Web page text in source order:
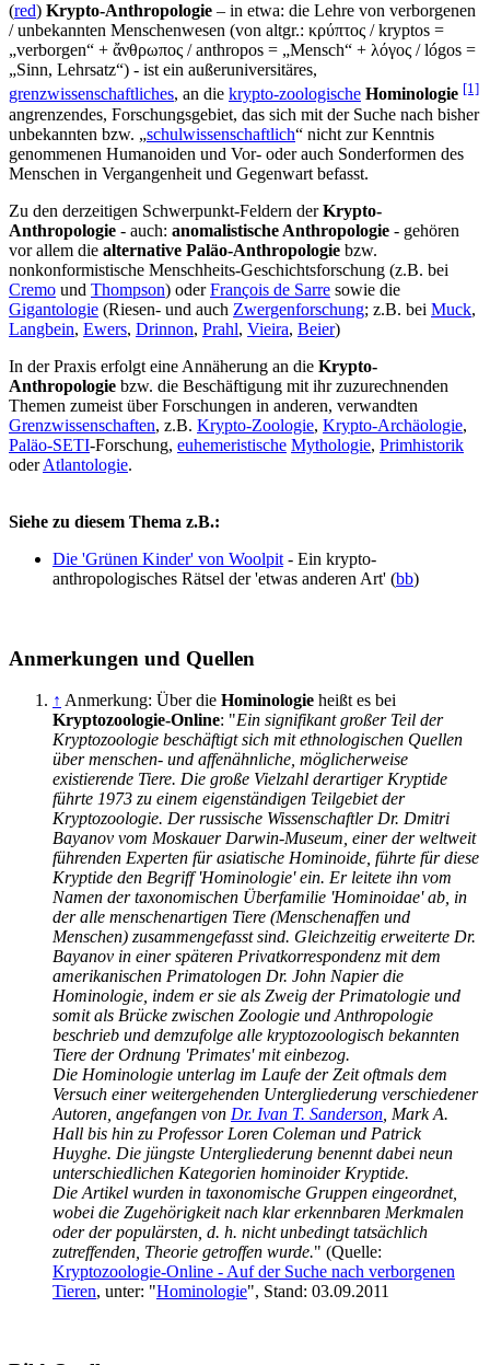
(red) Krypto-Anthropologie – in etwa: die Lehre von verborgenen
/ unbekannten Menschenwesen (von altgr.: κρύπτος / kryptos =
„verborgen“ + ἄνθρωπος / anthropos = „Mensch“ + λόγος / lógos =
„Sinn, Lehrsatz“) - ist ein außeruniversitäres,
grenzwissenschaftliches, an die krypto-zoologische Hominologie [1]
angrenzendes, Forschungsgebiet, das sich mit der Suche nach bisher
unbekannten bzw. „schulwissenschaftlich“ nicht zur Kenntnis
genommenen Humanoiden und Vor- oder auch Sonderformen des
Menschen in Vergangenheit und Gegenwart befasst.
Zu den derzeitigen Schwerpunkt-Feldern derKrypto-
Anthropologie - auch: anomalistische Anthropologie - gehören
vor allem die alternative Paläo-Anthropologie bzw.
nonkonformistische Menschheits-Geschichtsforschung (z.B. bei
Cremo und Thompson) oderFrançois de Sarre sowie die
Gigantologie (Riesen- und auch Zwergenforschung; z.B. bei Muck,
Langbein, Ewers, Drinnon, Prahl, Vieira, Beier)
In der Praxis erfolgt eine Annäherung an die Krypto-
Anthropologie bzw. die Beschäftigung mit ihr zuzurechnenden
Themen zumeist über Forschungen in anderen, verwandten
Grenzwissenschaften, z.B. Krypto-Zoologie, Krypto-Archäologie,
Paläo-SETI-Forschung, euhemeristische Mythologie, Primhistorik
oderAtlantologie.
Siehe zu diesem Thema z.B.:
Die 'Grünen Kinder' von Woolpit - Ein krypto-
anthropologisches Rätsel der 'etwas anderen Art' (bb)
Anmerkungen und Quellen
↑ Anmerkung: Über die Hominologie heißt es bei
Kryptozoologie-Online: "Ein signifikant großer Teil der
Kryptozoologie beschäftigt sich mit ethnologischen Quellen
über menschen- und affenähnliche, möglicherweise
existierende Tiere. Die große Vielzahl derartiger Kryptide
führte 1973 zu einem eigenständigen Teilgebiet der
Kryptozoologie. Der russische Wissenschaftler Dr. Dmitri
Bayanov vom Moskauer Darwin-Museum, einer der weltweit
führenden Experten für asiatische Hominoide, führte für diese
Kryptide den Begriff 'Hominologie' ein. Er leitete ihn vom
Namen der taxonomischen Überfamilie 'Hominoidae' ab, in
der alle menschenartigen Tiere (Menschenaffen und
Menschen) zusammengefasst sind. Gleichzeitig erweiterte Dr.
Bayanov in einer späteren Privatkorrespondenz mit dem
amerikanischen Primatologen Dr. John Napier die
Hominologie, indem er sie als Zweig der Primatologie und
somit als Brücke zwischen Zoologie und Anthropologie
beschrieb und demzufolge alle kryptozoologisch bekannten
Tiere der Ordnung 'Primates' mit einbezog.
Die Hominologie unterlag im Laufe der Zeit oftmals dem
Versuch einer weitergehenden Untergliederung verschiedener
Autoren, angefangen von Dr. Ivan T. Sanderson , Mark A.
Hall bis hin zu Professor Loren Coleman und Patrick
Huyghe. Die jüngste Untergliederung benennt dabei neun
unterschiedlichen Kategorien hominoider Kryptide.
Die Artikel wurden in taxonomische Gruppen eingeordnet,
wobei die Zugehörigkeit nach klar erkennbaren Merkmalen
oder der populärsten, d. h. nicht unbedingt tatsächlich
zutreffenden, Theorie getroffen wurde." (Quelle:
Kryptozoologie-Online - Auf der Suche nach verborgenen
Tieren, unter: "Hominologie", Stand: 03.09.2011